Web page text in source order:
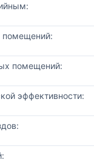
помещений:
помещений:
эффективности: